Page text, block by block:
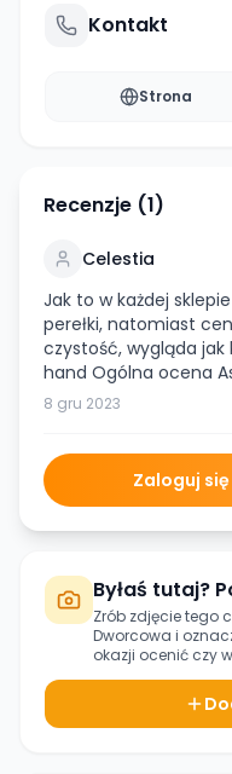
Kontakt
Strona
Recenzje (1)
Celestia
Jak to w każdej
perełki, natomiast
czystość, wygląda jak
hand Ogólna ocena
8 gru 2023
Zaloguj
Byłaś tutaj?
Zrób zdjęcie tego
Dworcowa i
okazji ocenić czy